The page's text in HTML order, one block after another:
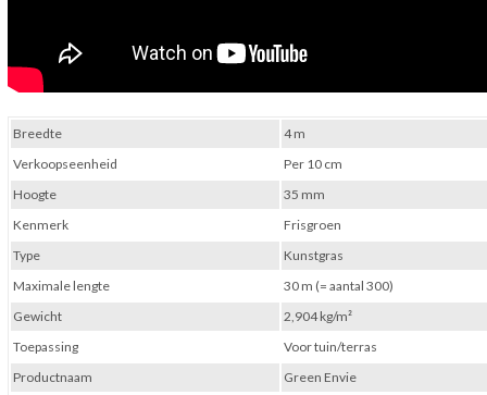
Breedte
4 m
Verkoopseenheid
Per 10 cm
Hoogte
35 mm
Kenmerk
Frisgroen
Type
Kunstgras
Maximale lengte
30 m (= aantal 300)
Gewicht
2,904 kg/m²
Toepassing
Voor tuin/terras
Productnaam
Green Envie